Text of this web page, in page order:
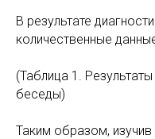
В результате
количественные
(Таблица 1.
беседы)
Таким образом,